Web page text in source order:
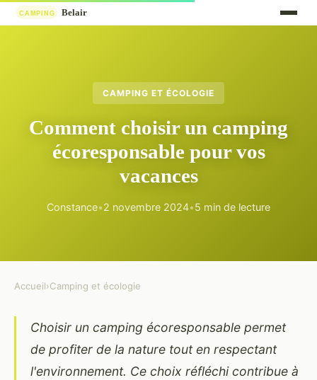
CAMPING ET ÉCOLOGIE
Comment choisir un camping
écoresponsable pour vos
vacances
Constance•2 novembre 2024•5 min de lecture
Accueil›Camping et écologie
Choisir un camping écoresponsable permet
de profiter de la nature tout en respectant
l'environnement. Ce choix réfléchi contribue à